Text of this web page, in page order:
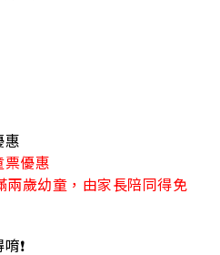
惠
票優惠
兩歲幼童，由家長陪同得免
❗️